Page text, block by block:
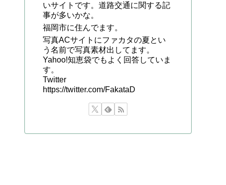
いサイトです。道路交通に関する記
事が多いかな。
福岡市に住んでます。
写真ACサイトにファカタの夏とい
う名前で写真素材出してます。
Yahoo!知恵袋でもよく回答していま
す。
Twitter
https://twitter.com/FakataD